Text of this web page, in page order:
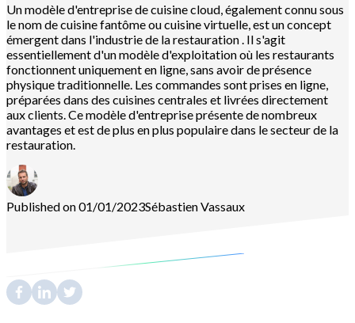
Un modèle d'entreprise de cuisine cloud, également connu sous
le nom de cuisine fantôme ou cuisine virtuelle, est un concept
émergent dans l'industrie de la restauration . Il s'agit
essentiellement d'un modèle d'exploitation où les restaurants
fonctionnent uniquement en ligne, sans avoir de présence
physique traditionnelle. Les commandes sont prises en ligne,
préparées dans des cuisines centrales et livrées directement
aux clients. Ce modèle d'entreprise présente de nombreux
avantages et est de plus en plus populaire dans le secteur de la
restauration.
Published on 01/01/2023SébastienVassaux